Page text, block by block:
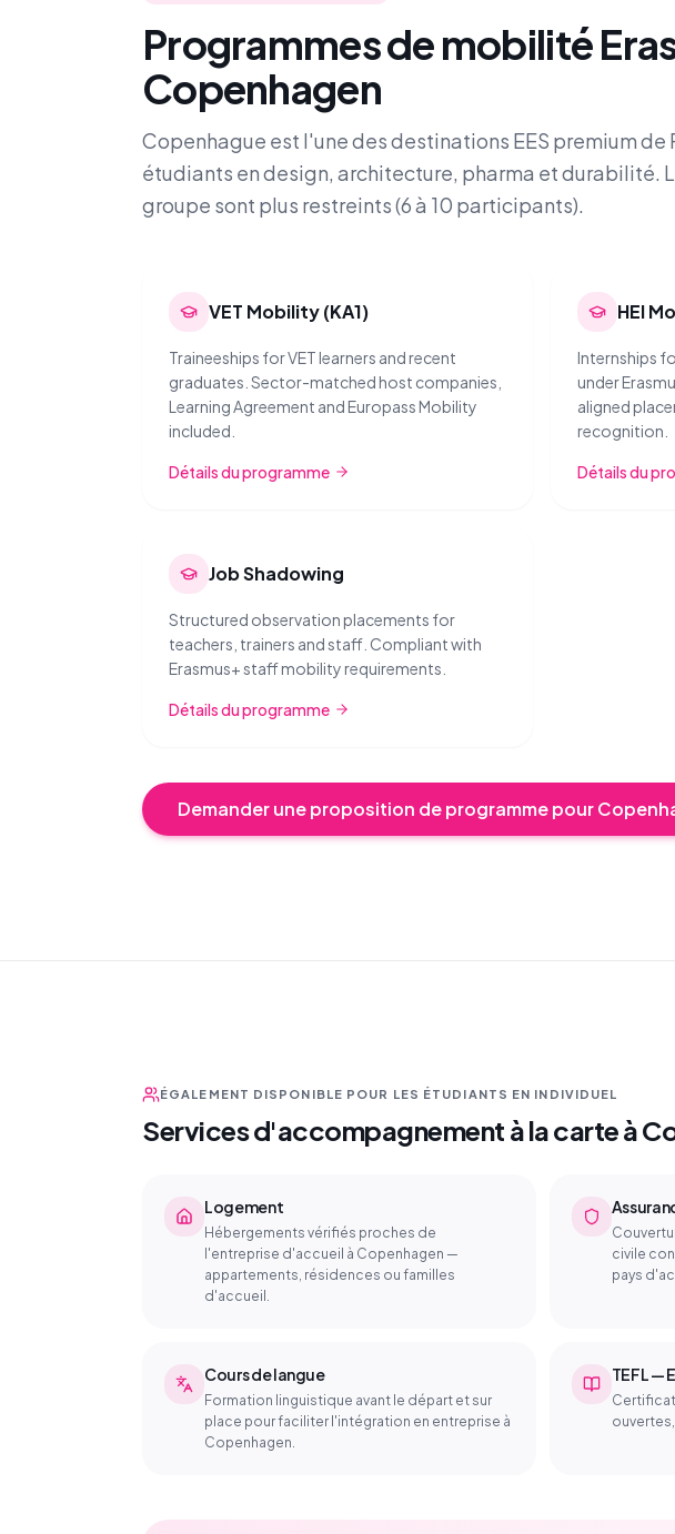
Programmes de mobilité
Copenhagen
Copenhague est l'une des destinations EES premium de
étudiants en design, architecture, pharma et durabilité.
groupe sont plus restreints (6 à 10 participants).
VET Mobility (KA1)
Traineeships for VET learners and recent
graduates. Sector-matched host companies,
Learning Agreement and Europass Mobility
included.
Détails du programme
HEI
Internships
under
aligned
recognition.
Détails du
Job Shadowing
Structured observation placements for
teachers, trainers and staff. Compliant with
Erasmus+ staff mobility requirements.
Détails du programme
Demander une proposition de programme pour
ÉGALEMENT DISPONIBLE POUR LES ÉTUDIANTS EN INDIVIDUEL
Services d'accompagnement à la carte à
Logement
Hébergements vérifiés proches de
l'entreprise d'accueil à Copenhagen —
appartements, résidences ou familles
d'accueil.
civile
pays
Cours de langue
Formation linguistique avant le départ et sur
place pour faciliter l'intégration en entreprise à
Copenhagen.
TEFL —